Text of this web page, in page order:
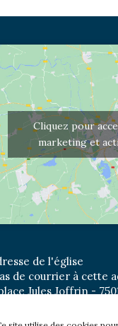
Cliquez pour
marketing et
de l'église
de courrier à cette
Jules Joffrin -
: Mairie du XVIII